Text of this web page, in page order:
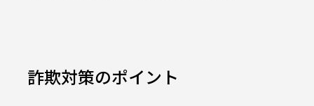
詐欺対策のポイント